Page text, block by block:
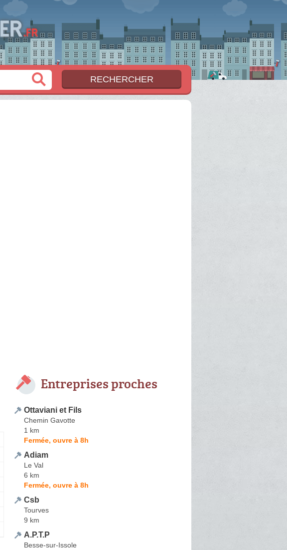
Entreprises proches
Ottaviani et Fils
Chemin Gavotte
1 km
Fermée, ouvre à 8h
Adiam
Le Val
6 km
Fermée, ouvre à 8h
Csb
Tourves
9 km
A.P.T.P
Besse-sur-Issole